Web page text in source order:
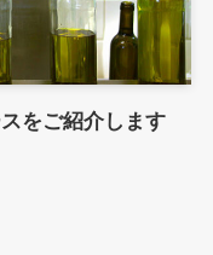
をご紹介します